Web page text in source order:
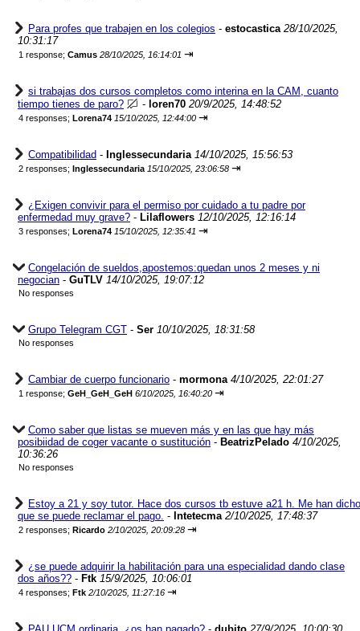
Para profes que trabajen en los colegios - estocastica 28/10/2025,
10:31:17
1 response; Camus 28/10/2025, 16:14:01 ⇥
si trabajas dos cursos completos como interina en la CAM, cuanto
tiempo tienes de paro?
- loren70 20/9/2025, 14:48:52
4 responses; Lorena74 15/10/2025, 12:44:00 ⇥
Compatibilidad - Inglessecundaria 14/10/2025, 15:56:53
2 responses; Inglessecundaria 15/10/2025, 23:06:58 ⇥
¿Exigen convivir para el permiso por cuidado a tu padre por
enfermedad muy grave? - Lilaflowers 12/10/2025, 12:16:14
3 responses; Lorena74 15/10/2025, 12:35:41 ⇥
Congelación de sueldos,apostemos:quedan unos 2 meses y ni
negocian - GuTLV 14/10/2025, 19:07:12
No responses
Grupo Telegram CGT - Ser 10/10/2025, 18:31:58
No responses
Cambiar de cuerpo funcionario - mormona 4/10/2025, 22:01:27
1 response; GeH_GeH_GeH 6/10/2025, 16:40:20 ⇥
Como saber que listas se mueven más y en las que hay más
posibiidad de coger vacante o sustitución - BeatrizPelado 4/10/2025,
10:36:26
No responses
Estoy a 21 y soy tutor. Hace dos cursos tb estuve a21 h. Me han dicho
que se puede reclamar el pago. - Intetecma 2/10/2025, 17:48:37
2 responses; Ricardo 2/10/2025, 20:09:28 ⇥
¿se puede adquirir la habilitación para una especialidad dando clase
dos años?? - Ftk 15/9/2025, 10:06:01
4 responses; Ftk 2/10/2025, 11:27:16 ⇥